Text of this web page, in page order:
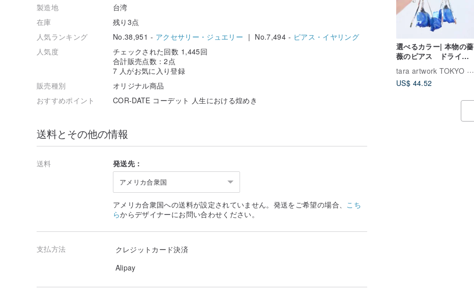
選べるカラー| 本物の薔
薇のピアス ドライフ
tara artwork TOKYO | 本物の薔薇
US$ 44.52
製造地
台湾
在庫
残り3点
人気ランキング
No.38,951 - アクセサリー・ジュエリー | No.7,494 - ピアス・イヤリング
人気度
チェックされた回数 1,445回
合計販売点数：2点
7 人がお気に入り登録
販売種別
オリジナル商品
おすすめポイント
COR-DATE コーデット 人生における煌めき
送料とその他の情報
送料 発送先：
アメリカ合衆国
アメリカ合衆国への送料が設定されていません。発送をご希望の場合、 こち
らからデザイナーにお問い合わせください。
支払方法
クレジットカード決済
Alipay